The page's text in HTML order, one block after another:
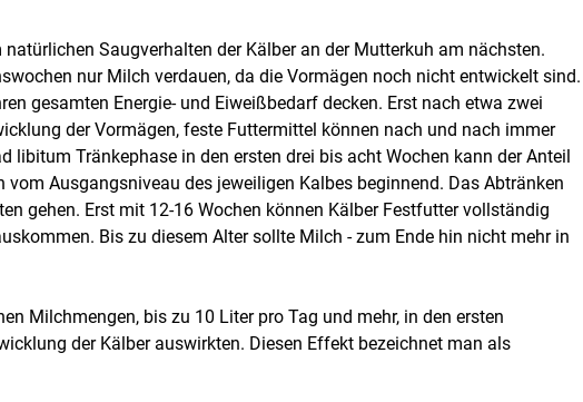
Saugverhalten der Kälber an der Mutterkuh am nächsten.
nur Milch verdauen, da die Vormägen noch nicht entwickelt sind.
gesamten Energie- und Eiweißbedarf decken. Erst nach etwa zwei
der Vormägen, feste Futtermittel können nach und nach immer
libitum Tränkephase in den ersten drei bis acht Wochen kann der Anteil
Ausgangsniveau des jeweiligen Kalbes beginnend. Das Abtränken
gehen. Erst mit 12-16 Wochen können Kälber Festfutter vollständig
Bis zu diesem Alter sollte Milch - zum Ende hin nicht mehr in
Milchmengen, bis zu 10 Liter pro Tag und mehr, in den ersten
der Kälber auswirkten. Diesen Effekt bezeichnet man als